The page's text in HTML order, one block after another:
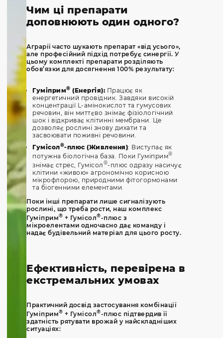
Чим ці препарати
доповнюють один одного?
Аграрії часто шукають препарат «від усього»,
але професійний підхід потребує синергії. У
цьому комплекті препарати розділяють
обов’язки для досягнення 100% результату:
Гуміприм® (Енергія): Працює як
енергетичний провідник. Завдяки високій
концентрації L-амінокислот та гумусових
речовин, він миттєво знімає фізіологічний
шок і відкриває клітинні мембрани. Це
дозволяє рослині знову дихати та
засвоювати поживні речовини.
Гумісол®-плюс (Живлення): Виступає як
потужна біологічна база. Поки Гуміприм®
знімає стрес, Гумісол®-плюс одразу насичує
клітини «живою» агрономічно корисною
мікрофлорою, природними фітогормонами
та біогенними елементами.
Поки інші препарати лише сигналізують
рослині, що треба рости, наш комплекс
Гуміприм® + Гумісол®-плюс з
мікроелентами одночасно дає команду і
надає будівельний матеріал для цього росту.
Ефективність, перевірена в
екстремальних умовах
Практичний досвід застосування комбінації
Гуміприм® + Гумісол®-плюс підтвердив її
здатність рятувати врожай у найскладніших
ситуаціях: